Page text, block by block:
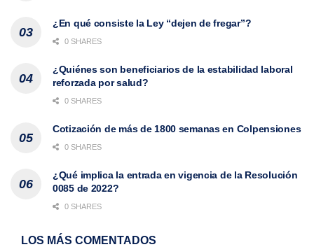
¿En qué consiste la Ley “dejen de fregar”?
0 SHARES
¿Quiénes son beneficiarios de la estabilidad laboral
reforzada por salud?
0 SHARES
Cotización de más de 1800 semanas en Colpensiones
0 SHARES
¿Qué implica la entrada en vigencia de la Resolución
0085 de 2022?
0 SHARES
LOS MÁS COMENTADOS